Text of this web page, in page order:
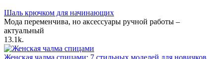
Шаль крючком для начинающих
Мода переменчива, но аксессуары ручной работы –
актуальный
13.1k.
Женская чалма спицами: 7 стильных моделей для новичков